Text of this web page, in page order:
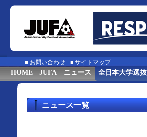
■ お問い合わせ ■ サイトマップ
HOME JUFA ニュース 全日本大学選抜
ニュース一覧